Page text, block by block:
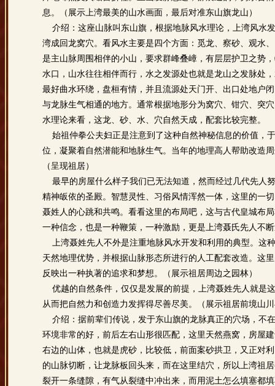
息。（展示上湾最美的山水画面，最后对准东山旗龙山）
介绍：这座山脉叫东山旗，根据地脉风水理论，上湾风水
湾成回龙窝穴。看风水主要是四个方面：觅龙、察砂、观水
是主山脉周围相伴的小山，要求群峰叠嶂，有层层护卫之势
水口，山水往往相伴而行，水之发源处也就是龙山之发脉处
最好曲水环绕，盘桓有情，并且流源处天门开、出口处地户
与龙脉生气相通的地方。通常根据地形分为窝穴、钳穴、突
水理论来看，这龙、砂、水、穴自然天成，配套比较完整。
始祖仲拳公夫妇正是注意到了这种自然神秘信息的价值，
位，凝聚着自然潜能和地脉生气。当年的地理高人帮助改造
（呈现祖居）
最早的房屋什么样子我们已无法知道，然而经过几代先人
精神皈依的圣殿。智慧灵性、习俗风情浑然一体，这里的一
聂姓人的心跳和共鸣。看看这里的布局吧，这与古代皇城布
一种信念，也是一种鞭策，一种激励，更是上湾聂氏先人不
上湾聂姓先人不外是注重地脉风水开发和利用的典型。这
天然地理优势，并根据山脉形态所进行的人工配套改造。这
反映出一种执著的追求和梦想。（展示祖居周边之园林）
优越的自然条件，仅仅是发展的前提，上湾聂姓先人就是
从而把自然力和创造力发挥得尽善尽美。（展示祖居前境山
介绍：据前辈们传说，发于东山旗的龙脉真正的穴场，不
环境非常的好，前后左右山形很匹配，这里天然燕窝，房屋
右边的山体，也就是虎砂，比较低，前面案砂拱卫，又正对
的山脉切断，让龙脉板回头来，而在这里结穴，所以上湾祖
裂开一条缝隙，有气从裂缝中冲出来，而用泥土怎么填塞都